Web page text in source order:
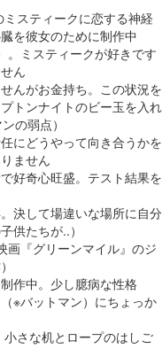
スティークに恋する神経
を彼女のために制作中
。ミスティークが好きです
ん
んがお金持ち。この状況を
トンナイトのビー玉を入れ
の弱点）
にどうやって向き合うかを
ません
好奇心旺盛。テスト結果を
決して場違いな場所に自分
供たちが..）
画『グリーンマイル』のジ
作中。少し臆病な性格
※バットマン）にちょっか
さな机とロープのはしご